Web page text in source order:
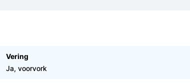
Vering
Ja, voorvork